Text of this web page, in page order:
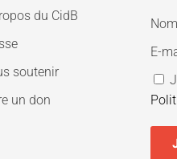
du CidB
soutenir
un don
Nom
E-